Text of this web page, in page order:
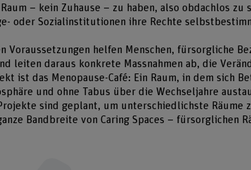
– kein Zuhause – zu haben, also obdachlos
oder Sozialinstitutionen ihre Rechte
Voraussetzungen helfen Menschen, fürsorgliche
leiten daraus konkrete Massnahmen ab, die
ist das Menopause-Café: Ein Raum, in dem sich
und ohne Tabus über die Wechseljahre
sind geplant, um unterschiedlichste Räume
Bandbreite von Caring Spaces – fürsorglichen